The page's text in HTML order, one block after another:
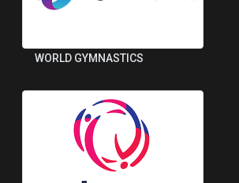
WORLD GYMNASTICS